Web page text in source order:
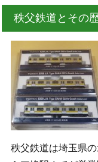
秩父鉄道とその
秩父鉄道は埼玉県